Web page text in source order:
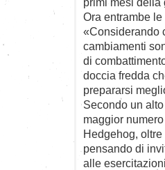
Ora entrambe
«Considerando
cambiamenti
di
doccia fredda
prepararsi
Secondo un
maggior
Hedgehog, oltre
pensando di
alle